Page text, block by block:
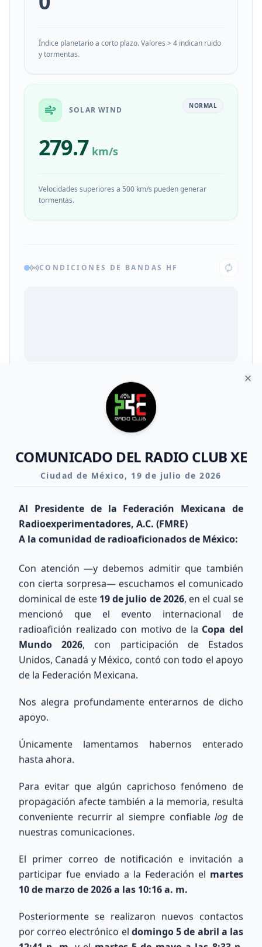
Índice planetario a corto plazo. Valores > 4 indican ruido
y tormentas.
SOLAR WIND NORMAL
279.7 km/s
Velocidades superiores a 500 km/s pueden generar
tormentas.
CONDICIONES DE BANDAS HF
Explora nuestra Área Técnica y Calculadora de Antenas
Búsqueda Internacional
QRZ
Consulta información de indicativos de todo el
mundo utilizando la base de datos de QRZ.com.
Buscar
COMUNICADO DEL RADIO CLUB XE
Ciudad de México, 19 de julio de 2026
Al Presidente de la Federación Mexicana de
Radioexperimentadores, A.C. (FMRE)
A la comunidad de radioaficionados de México:
Con atención —y debemos admitir que también
con cierta sorpresa— escuchamos el comunicado
dominical de este 19 de julio de 2026, en el cual se
mencionó que el evento internacional de
radioafición realizado con motivo de la Copa del
Mundo 2026, con participación de Estados
Unidos, Canadá y México, contó con todo el apoyo
de la Federación Mexicana.
Nos alegra profundamente enterarnos de dicho
apoyo.
Únicamente lamentamos habernos enterado
hasta ahora.
Para evitar que algún caprichoso fenómeno de
propagación afecte también a la memoria, resulta
conveniente recurrir al siempre confiablelog de
nuestras comunicaciones.
El primer correo de notificación e invitación a
participar fue enviado a la Federación el martes
10 de marzo de 2026 a las 10:16 a. m.
Posteriormente se realizaron nuevos contactos
por correo electrónico el domingo 5 de abril a las